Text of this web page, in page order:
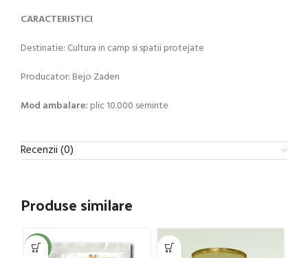
CARACTERISTICI
Destinatie: Cultura in camp si spatii protejate
Producator: Bejo Zaden
Mod ambalare: plic 10.000 seminte
Recenzii (0)
Produse similare
-5%